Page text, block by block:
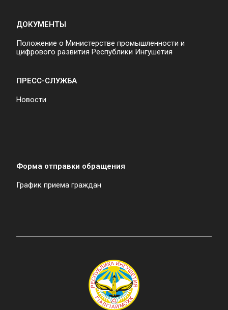
ДОКУМЕНТЫ
Положение о Министерстве промышленности и
цифрового развития Республики Ингушетия
ПРЕСС-СЛУЖБА
Новости
Форма отправки обращения
График приема граждан